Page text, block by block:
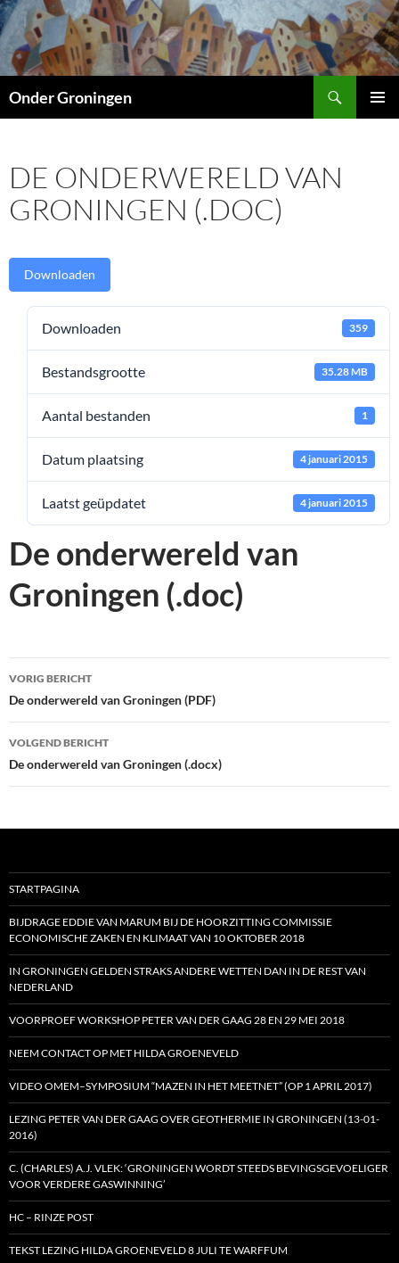
Ga
naar
de
inhoud
Onder Groningen
DE ONDERWERELD VAN
GRONINGEN (.DOC)
Downloaden
Downloaden 359
Bestandsgrootte 35.28 MB
Aantal bestanden 1
Datum plaatsing 4 januari 2015
Laatst geüpdatet 4 januari 2015
De onderwereld van
Groningen (.doc)
Bericht
navigatie
VORIG BERICHT
De onderwereld van Groningen (PDF)
VOLGEND BERICHT
De onderwereld van Groningen (.docx)
STARTPAGINA
BIJDRAGE EDDIE VAN MARUM BIJ DE HOORZITTING COMMISSIE
ECONOMISCHE ZAKEN EN KLIMAAT VAN 10 OKTOBER 2018
IN GRONINGEN GELDEN STRAKS ANDERE WETTEN DAN IN DE REST VAN
NEDERLAND
VOORPROEF WORKSHOP PETER VAN DER GAAG 28 EN 29 MEI 2018
NEEM CONTACT OP MET HILDA GROENEVELD
VIDEO OMEM–SYMPOSIUM “MAZEN IN HET MEETNET” (OP 1 APRIL 2017)
LEZING PETER VAN DER GAAG OVER GEOTHERMIE IN GRONINGEN (13-01-
2016)
C. (CHARLES) A.J. VLEK: ‘GRONINGEN WORDT STEEDS BEVINGSGEVOELIGER
VOOR VERDERE GASWINNING’
HC – RINZE POST
TEKST LEZING HILDA GROENEVELD 8 JULI TE WARFFUM